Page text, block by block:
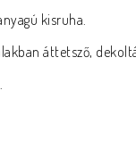
kisruha.
áttetsző,